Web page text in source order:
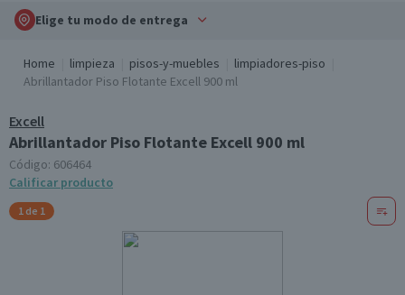
Elige tu modo de entrega
Home limpieza pisos-y-muebles
limpiadores-piso
Abrillantador Piso Flotante Excell 900 ml
Excell
Abrillantador Piso Flotante Excell 900 ml
Código: 606464
Calificar producto
1 de 1